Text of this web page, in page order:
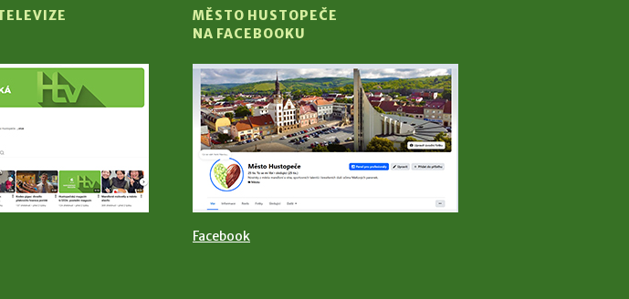
MĚSTO HUSTOPEČE
NA FACEBOOKU
Facebook